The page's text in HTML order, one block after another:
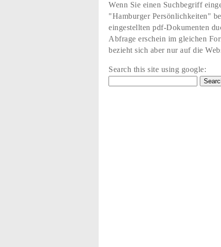
Wenn Sie einen Suchbegriff
"Hamburger Persönlichkeiten"
eingestellten pdf-Dokumenten
Abfrage erschein im gleichen
bezieht sich aber nur auf die
Search this site using google: